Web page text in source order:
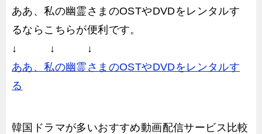
ああ、私の幽霊さまのOSTやDVDをレンタルす
るならこちらが便利です。
↓ ↓ ↓
ああ、私の幽霊さまのOSTやDVDをレンタルす
る
韓国ドラマが多いおすすめ動画配信サービス比較